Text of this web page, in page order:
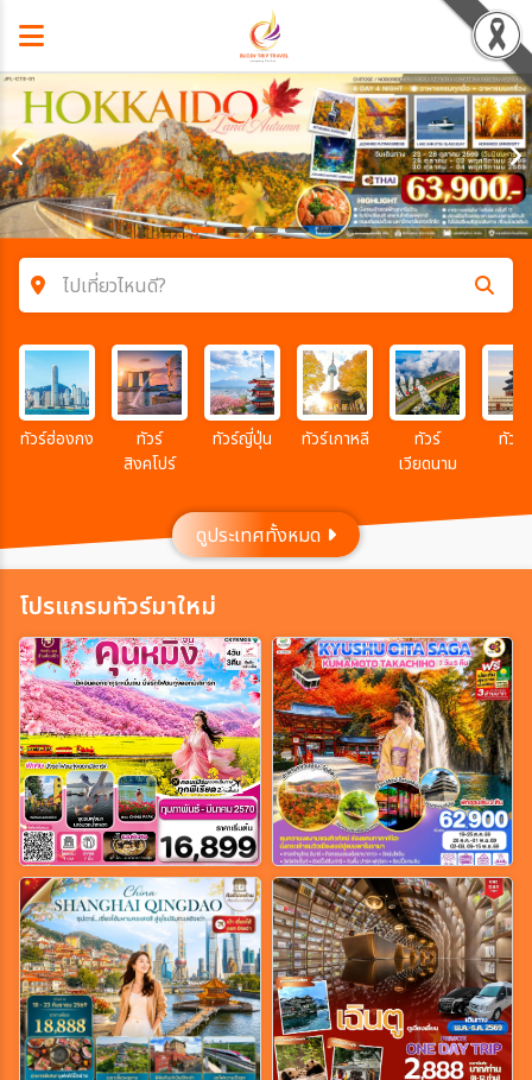
ไปเที่ยวไหนดี?
ค้นหาโปรแกรมทัวร์
คำค้นหา
เมือง
สายการบิน
ตั้งแต่วันที่
ถึงวันที่
เฉพาะเดือน
ทัวร์ฮ่องกง
ทัวร์
สิงคโปร์
ทัวร์ญี่ปุ่น ทัวร์เกาหลี
ทัวร์
เวียดนาม
ทัวร์
ดูประเทศทั้งหมด
โปรแกรมทัวร์มาใหม่